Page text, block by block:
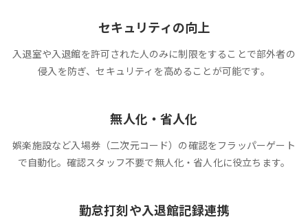
セキュリティの向上
入退室や入退館を許可された人のみに制限をすることで部外者の
侵入を防ぎ、セキュリティを高めることが可能です。
無人化・省人化
娯楽施設など入場券（二次元コード）の確認をフラッパーゲート
で自動化。確認スタッフ不要で無人化・省人化に役立ちます。
勤怠打刻や入退館記録連携